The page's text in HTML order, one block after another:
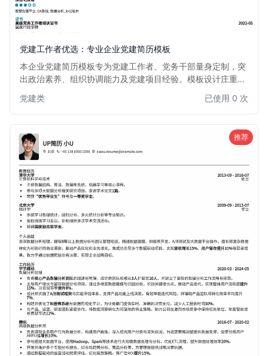
党建工作者优选：专业企业党建简历模板
本企业党建简历模板专为党建工作者、党务干部量身定制，突
出政治素养、组织协调能力及党建项目经验。模板设计庄重严
出贡献，助力您在党建相关职位中脱颖而出。
党建类 已使用 0 次
推荐